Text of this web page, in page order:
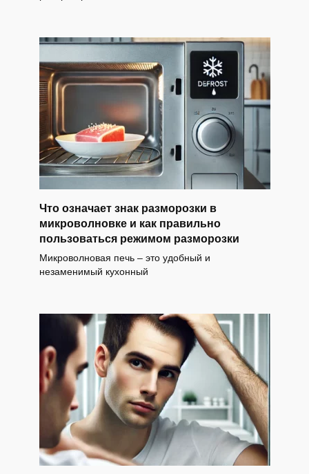
Что означает знак разморозки в
микроволновке и как правильно
пользоваться режимом разморозки
Микроволновая печь – это удобный и
незаменимый кухонный